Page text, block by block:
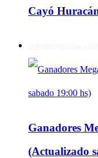
Cayó
Ganadores
(Actualizado